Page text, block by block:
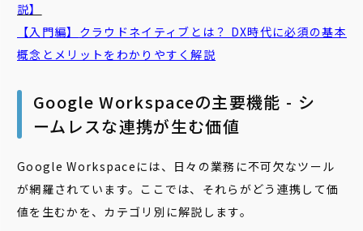
説】
【入門編】 クラウドネイティブ とは？ DX時代に必須の基本
概念とメリットをわかりやすく解説
Google Workspaceの主要機能 - シ
ームレスな連携が生む価値
Google Workspaceには、日々の業務に不可欠なツール
が網羅されています。ここでは、それらがどう連携して価
値を生むかを、カテゴリ別に解説します。